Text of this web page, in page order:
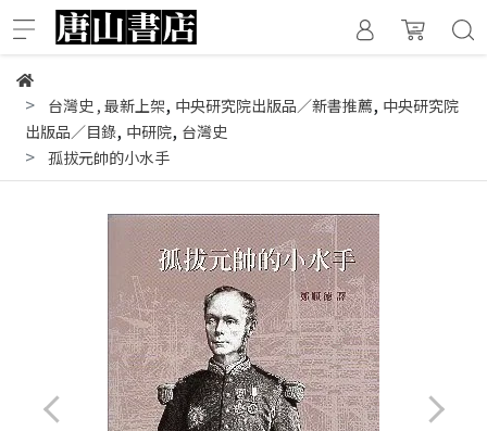
台灣史 , 最新上架, 中央研究院出版品／新書推薦, 中央研究院
出版品／目錄, 中研院, 台灣史
孤拔元帥的小水手